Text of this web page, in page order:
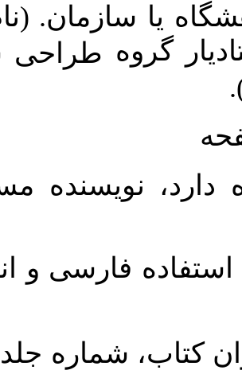
یا سازمان.
گروه طراحی
نویسنده
استفاده فارسی و
کتاب، شماره